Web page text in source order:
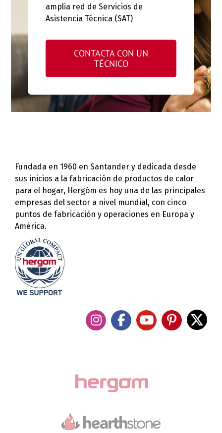
amplia red de Servicios de
Asistencia Técnica (SAT)
CONTACTA CON UN
TÉCNICO
Fundada en 1960 en Santander y dedicada desde
sus inicios a la fabricación de productos de calor
para el hogar, Hergóm es hoy una de las principales
empresas del sector a nivel mundial, con cinco
puntos de fabricación y operaciones en Europa y
América.